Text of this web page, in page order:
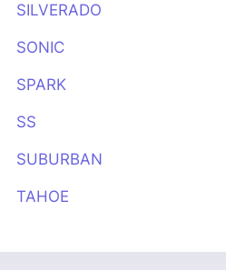
SILVERADO
SONIC
SPARK
SS
SUBURBAN
TAHOE